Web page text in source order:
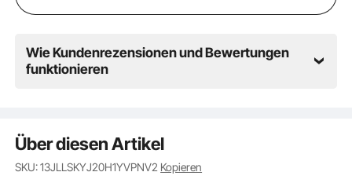
Wie Kundenrezensionen und Bewertungen
funktionieren
Über diesen Artikel
SKU: 13JLLSKYJ20H1YVPNV2 Kopieren